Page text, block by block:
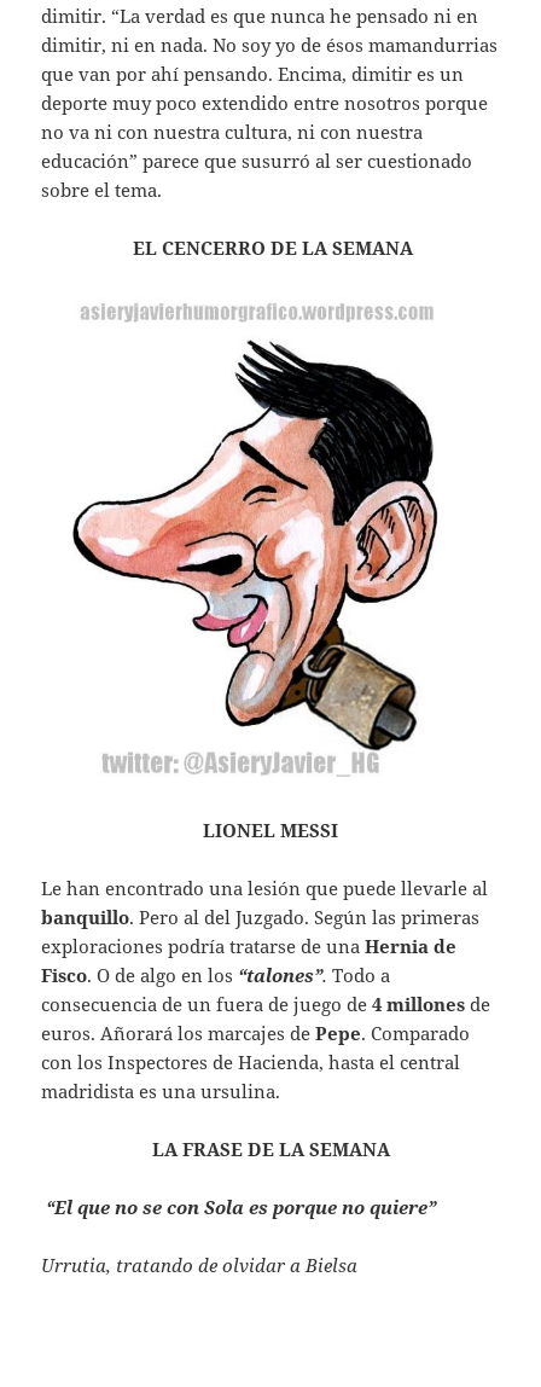
dimitir. “La verdad es que nunca he pensado ni en
dimitir, ni en nada. No soy yo de ésos mamandurrias
que van por ahí pensando. Encima, dimitir es un
deporte muy poco extendido entre nosotros porque
no va ni con nuestra cultura, ni con nuestra
educación” parece que susurró al ser cuestionado
sobre el tema.
EL CENCERRO DE LA SEMANA
LIONEL MESSI
Le han encontrado una lesión que puede llevarle al
banquillo. Pero al del Juzgado. Según las primeras
exploraciones podría tratarse de una Hernia de
Fisco. O de algo en los “talones”. Todo a
consecuencia de un fuera de juego de4 millones de
euros. Añorará los marcajes dePepe. Comparado
con los Inspectores de Hacienda, hasta el central
madridista es una ursulina.
LA FRASE DE LA SEMANA
“El que no se con Sola es porque no quiere”
Urrutia, tratando de olvidar a Bielsa